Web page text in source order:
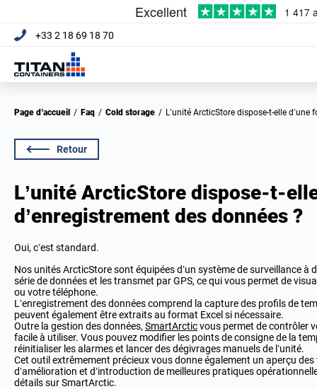
+33 2 18 69 18 70
Page d’accueil / Faq / Cold storage / L’unité ArcticStore dispose-t-elle
Retour
L’unité ArcticStore dispose-t-
d’enregistrement des données ?
Oui, c’est standard.
Nos unités ArcticStore sont équipées d’un système de surveillance à
série de données et les transmet par GPS, ce qui vous permet de
ou votre téléphone.
L’enregistrement des données comprend la capture des profils de
peuvent également être extraits au format Excel si nécessaire.
Outre la gestion des données, SmartArcticvous permet de contrôler
facile à utiliser. Vous pouvez modifier les points de consigne de la
réinitialiser les alarmes et lancer des dégivrages manuels de l’unité.
Cet outil extrêmement précieux vous donne également un aperçu
d’amélioration et d’introduction de meilleures pratiques
détails sur SmartArctic.